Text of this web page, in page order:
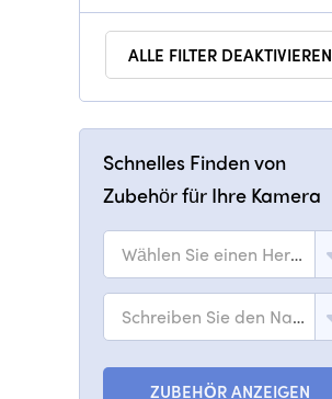
ALLE FILTER DEAKTIVIEREN
Schnelles Finden von
Zubehör für Ihre Kamera
Wählen Sie einen Hersteller
Schreiben Sie den Namen des Modells
ZUBEHÖR ANZEIGEN